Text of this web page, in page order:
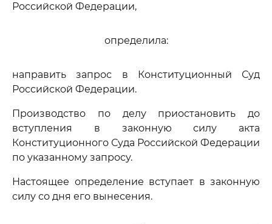
Российской Федерации,
определила:
направить запрос в Конституционный Суд
Российской Федерации.
Производство по делу приостановить до
вступления в законную силу акта
Конституционного Суда Российской Федерации
по указанному запросу.
Настоящее определение вступает в законную
силу со дня его вынесения.